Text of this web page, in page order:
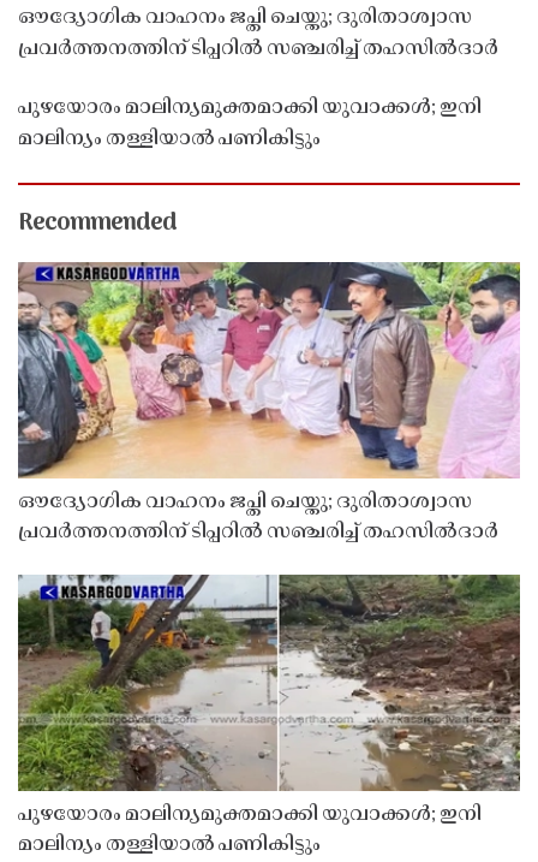
ഔദ്യോഗിക വാഹനം ജപ്തി ചെയ്തു; ദുരിതാശ്വാസ
പ്രവർത്തനത്തിന് ടിപ്പറിൽ സഞ്ചരിച്ച് തഹസിൽദാർ
പുഴയോരം മാലിന്യമുക്തമാക്കി യുവാക്കൾ; ഇനി
മാലിന്യം തള്ളിയാൽ പണികിട്ടും
Recommended
ഔദ്യോഗിക വാഹനം ജപ്തി ചെയ്തു; ദുരിതാശ്വാസ
പ്രവർത്തനത്തിന് ടിപ്പറിൽ സഞ്ചരിച്ച് തഹസിൽദാർ
പുഴയോരം മാലിന്യമുക്തമാക്കി യുവാക്കൾ; ഇനി
മാലിന്യം തള്ളിയാൽ പണികിട്ടും